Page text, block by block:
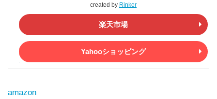
created by Rinker
楽天市場
Yahooショッピング
amazon